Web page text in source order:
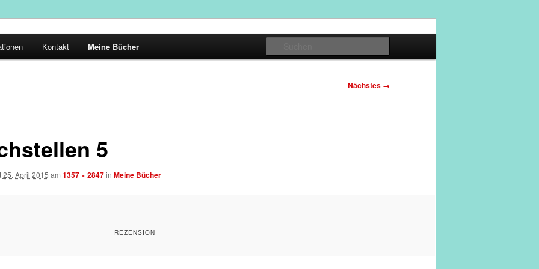
Kontakt Meine Bücher
Nächstes →
5
25. April 2015 am 1357 × 2847in Meine Bücher
REZENSION